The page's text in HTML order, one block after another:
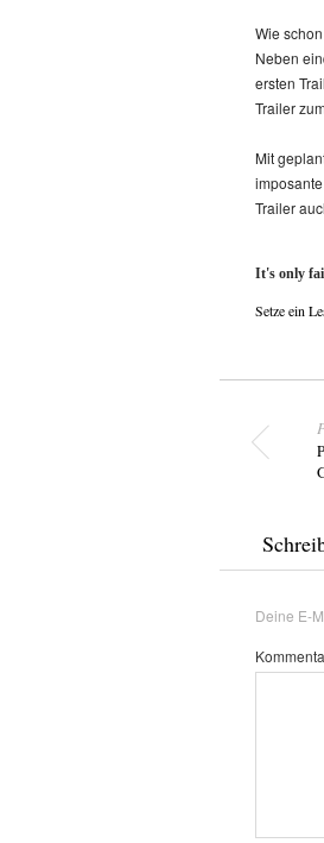
Wie
Neben
ersten
Trailer
Mit
Trailer
It's only
Setze ein
Deine E-